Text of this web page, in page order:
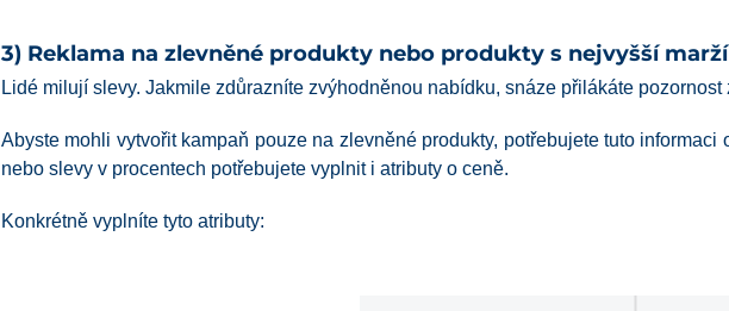
3) Reklama na zlevněné produkty nebo produkty s nejvyšší marží
Lidé milují slevy. Jakmile zdůrazníte zvýhodněnou nabídku, snáze přilákáte pozornost
Abyste mohli vytvořit kampaň pouze na zlevněné produkty, potřebujete tuto
nebo slevy v procentech potřebujete vyplnit i atributy o ceně.
Konkrétně vyplníte tyto atributy: